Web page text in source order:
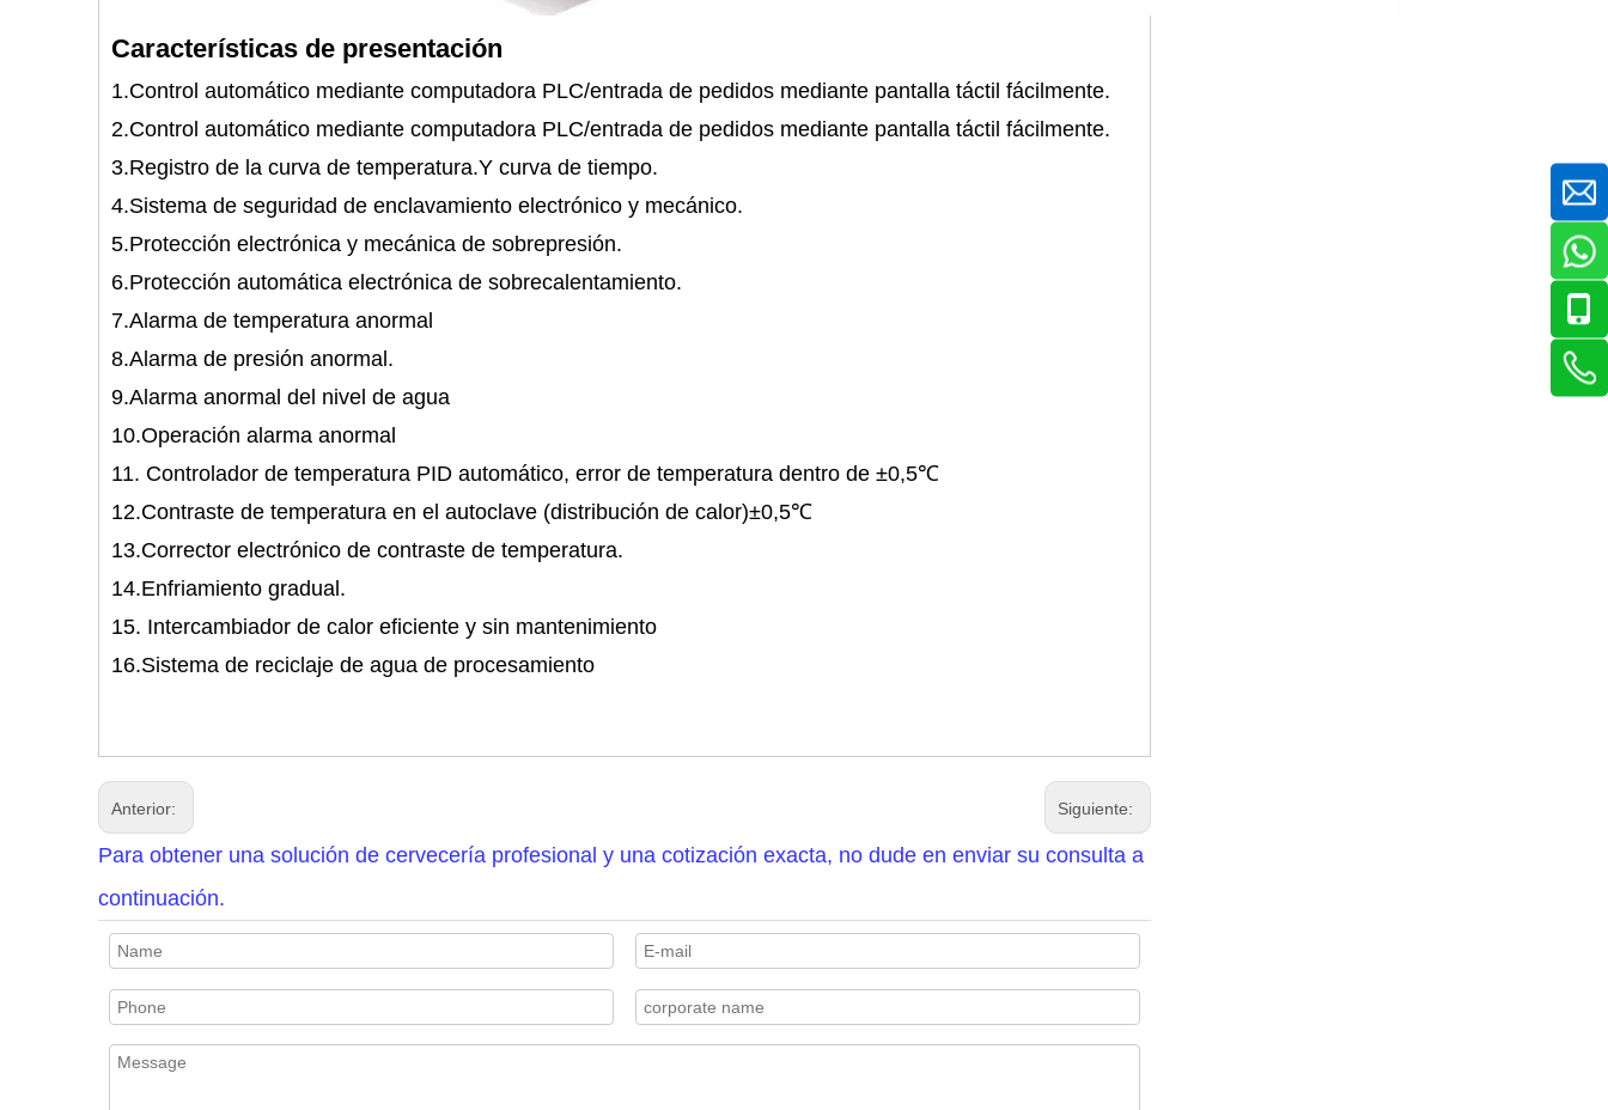
Características de presentación
1.Control automático mediante computadora PLC/entrada de pedidos mediante pantalla táctil fácilmente.
2.Control automático mediante computadora PLC/entrada de pedidos mediante pantalla táctil fácilmente.
3.Registro de la curva de temperatura.Y curva de tiempo.
4.Sistema de seguridad de enclavamiento electrónico y mecánico.
5.Protección electrónica y mecánica de sobrepresión.
6.Protección automática electrónica de sobrecalentamiento.
7.Alarma de temperatura anormal
8.Alarma de presión anormal.
9.Alarma anormal del nivel de agua
10.Operación alarma anormal
11. Controlador de temperatura PID automático, error de temperatura dentro de ±0,5℃
12.Contraste de temperatura en el autoclave (distribución de calor)±0,5℃
13.Corrector electrónico de contraste de temperatura.
14.Enfriamiento gradual.
15. Intercambiador de calor eficiente y sin mantenimiento
16.Sistema de reciclaje de agua de procesamiento
Anterior: Siguiente:
Para obtener una solución de cervecería profesional y una cotización exacta, no dude en enviar su consulta a
continuación.